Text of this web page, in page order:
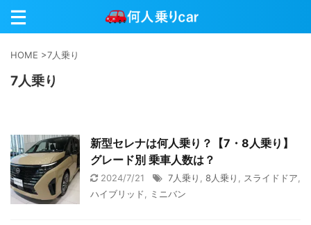
HOME >7人乗り
7人乗り
新型セレナは何人乗り？【7・8人乗り】
グレード別 乗車人数は？
2024/7/21 7人乗り 8人乗り スライドドア
ハイブリッド
ミニバン